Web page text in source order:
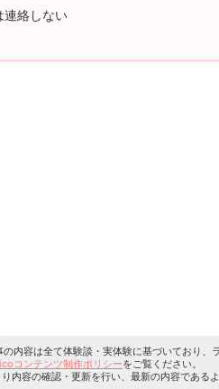
連絡しない
内容は全て体験談・実体験に基づいており、
コンテンツ制作ポリシーをご覧ください。
容の確認・更新を行い、最新の内容であるよ